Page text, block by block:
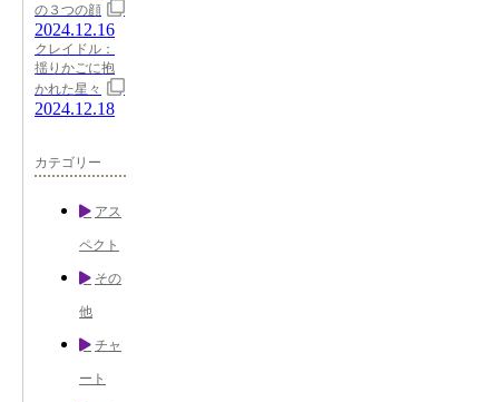
の３つの顔
2024.12.16
クレイドル：
揺りかごに抱
かれた星々
2024.12.18
カテゴリー
アス
ペクト
その
他
チャ
ート